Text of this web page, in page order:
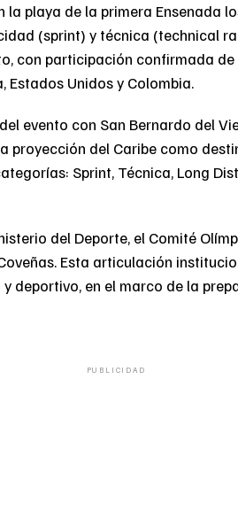
playa de la primera Ensenada
(sprint) y técnica (technical
con participación confirmada
Estados Unidos y Colombia.
evento con San Bernardo del
proyección del Caribe como
Sprint, Técnica, Long
del Deporte, el Comité
Esta articulación
deportivo, en el marco de la
PUBLICIDAD